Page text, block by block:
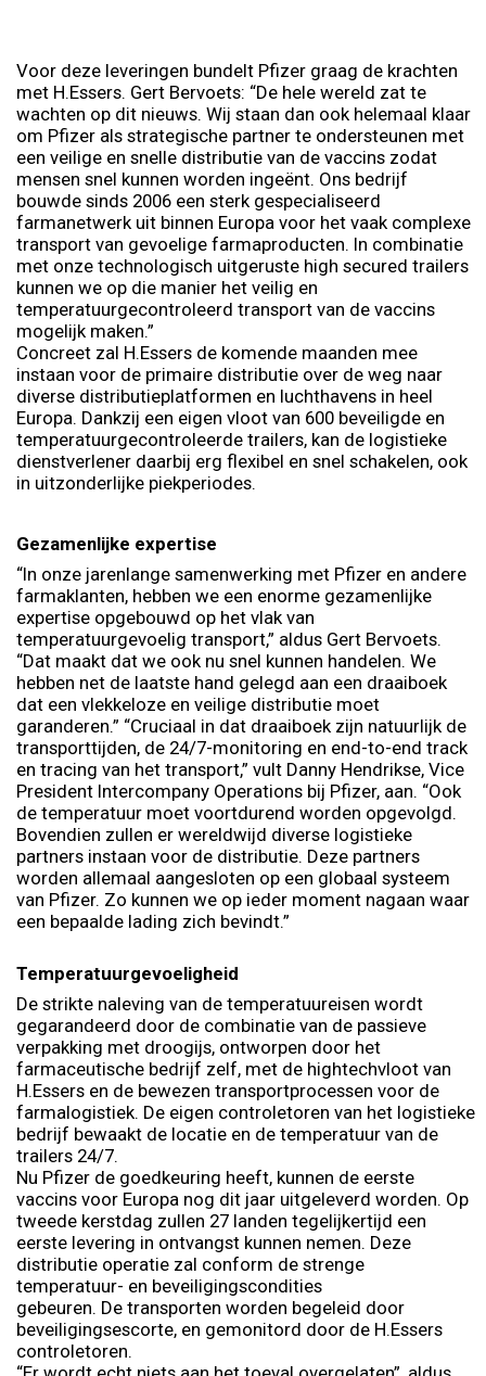
Voor deze leveringen bundelt Pfizer graag de krachten
met H.Essers. Gert Bervoets: “De hele wereld zat te
wachten op dit nieuws. Wij staan dan ook helemaal klaar
om Pfizer als strategische partner te ondersteunen met
een veilige en snelle distributie van de vaccins zodat
mensen snel kunnen worden ingeënt. Ons bedrijf
bouwde sinds 2006 een sterk gespecialiseerd
farmanetwerk uit binnen Europa voor het vaak complexe
transport van gevoelige farmaproducten. In combinatie
met onze technologisch uitgeruste high secured trailers
kunnen we op die manier het veilig en
temperatuurgecontroleerd transport van de vaccins
mogelijk maken.”
Concreet zal H.Essers de komende maanden mee
instaan voor de primaire distributie over de weg naar
diverse distributieplatformen en luchthavens in heel
Europa. Dankzij een eigen vloot van 600 beveiligde en
temperatuurgecontroleerde trailers, kan de logistieke
dienstverlener daarbij erg flexibel en snel schakelen, ook
in uitzonderlijke piekperiodes.
Gezamenlijke expertise
“In onze jarenlange samenwerking met Pfizer en andere
farmaklanten, hebben we een enorme gezamenlijke
expertise opgebouwd op het vlak van
temperatuurgevoelig transport,” aldus Gert Bervoets.
“Dat maakt dat we ook nu snel kunnen handelen. We
hebben net de laatste hand gelegd aan een draaiboek
dat een vlekkeloze en veilige distributie moet
garanderen.” “Cruciaal in dat draaiboek zijn natuurlijk de
transporttijden, de 24/7-monitoring en end-to-end track
en tracing van het transport,” vult Danny Hendrikse, Vice
President Intercompany Operations bij Pfizer, aan. “Ook
de temperatuur moet voortdurend worden opgevolgd.
Bovendien zullen er wereldwijd diverse logistieke
partners instaan voor de distributie. Deze partners
worden allemaal aangesloten op een globaal systeem
van Pfizer. Zo kunnen we op ieder moment nagaan waar
een bepaalde lading zich bevindt.”
Temperatuurgevoeligheid
De strikte naleving van de temperatuureisen wordt
gegarandeerd door de combinatie van de passieve
verpakking met droogijs, ontworpen door het
farmaceutische bedrijf zelf, met de hightechvloot van
H.Essers en de bewezen transportprocessen voor de
farmalogistiek. De eigen controletoren van het logistieke
bedrijf bewaakt de locatie en de temperatuur van de
trailers 24/7.
Nu Pfizer de goedkeuring heeft, kunnen de eerste
vaccins voor Europa nog dit jaar uitgeleverd worden. Op
tweede kerstdag zullen 27 landen tegelijkertijd een
eerste levering in ontvangst kunnen nemen. Deze
distributie operatie zal conform de strenge
temperatuur- en beveiligingscondities
gebeuren. De transporten worden begeleid door
beveiligingsescorte, en gemonitord door de H.Essers
controletoren.